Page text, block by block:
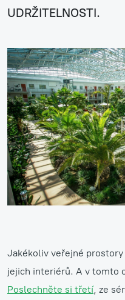
UDRŽITELNOSTI.
Jakékoliv veřejné
jejich interiérů. A v tomto
Poslechněte si třetí, ze